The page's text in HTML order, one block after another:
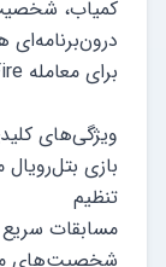
کمیاب،
بازی